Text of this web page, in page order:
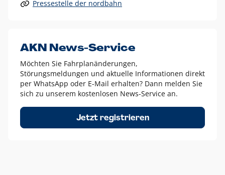
Alle anderen Logo-Varianten dürfen nur in Ausnahmefällen
Diese Ausnahmen sind zum Beispiel:
dem AKN Blau,
weißes Logo auf Fotohintergründen,
schwarzes Logo für reine Schwarz-Weiß-Umsetzungen
Um das Logo herum muss ein Schutzraum von jeweils einer
Höhe bzw. Breite des N aus AKN in alle Richtungen
Pressestelle der nordbahn
AKN News-Service
Möchten Sie Fahrplanänderungen,
Störungsmeldungen und aktuelle Informationen direkt
per WhatsApp oder E-Mail erhalten? Dann melden Sie
sich zu unserem kostenlosen News-Service an.
Jetzt registrieren